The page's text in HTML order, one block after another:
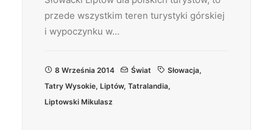
przede wszystkim teren turystyki górskiej
i wypoczynku w…
8 Września 2014 Świat Słowacja,
Tatry Wysokie, Liptów, Tatralandia,
Liptowski Mikulasz